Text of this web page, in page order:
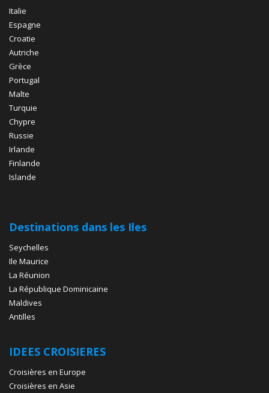
Italie
Espagne
Croatie
Autriche
Grèce
Portugal
Malte
Turquie
Chypre
Russie
Irlande
Finlande
Islande
Destinations dans les Iles
Seychelles
Ile Maurice
La Réunion
La République Dominicaine
Maldives
Antilles
IDEES CROISIERES
Croisières en Europe
Croisières en Asie